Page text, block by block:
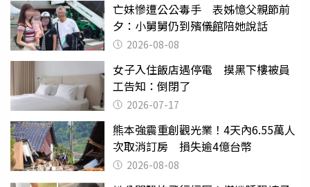
亡妹慘遭公公毒手 表姊憶父親節前
夕：小舅舅仍到殯儀館陪她說話
2026-08-08
女子入住飯店遇停電 摸黑下樓被員
工告知：倒閉了
2026-07-17
熊本強震重創觀光業！4天內6.55萬人
次取消訂房 損失逾4億台幣
2026-08-08